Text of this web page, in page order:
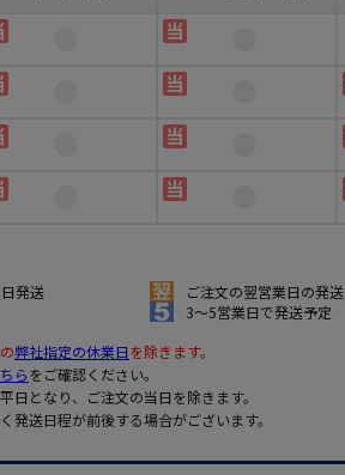
発送
ご注文の翌営業日の発送
3～5営業日で発送予定
弊社指定の休業日を除きます。
らをご確認ください。
となり、ご注文の当日を除きます。
送日程が前後する場合がございます。